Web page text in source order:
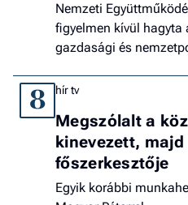
Nemzeti
figyelmen kívül hagyta
gazdasági és
8 hír tv
Megszólalt a
kinevezett,
főszerkesztője
Egyik korábbi